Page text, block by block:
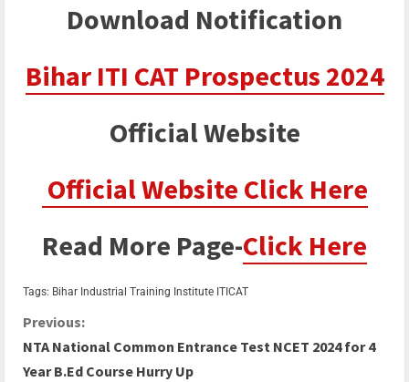
Download Notification
Bihar ITI CAT Prospectus 2024
Official Website
Official Website Click Here
Read More Page-Click Here
Tags: Bihar Industrial Training Institute ITICAT
Previous:
NTA National Common Entrance Test NCET 2024 for 4
Year B.Ed Course Hurry Up